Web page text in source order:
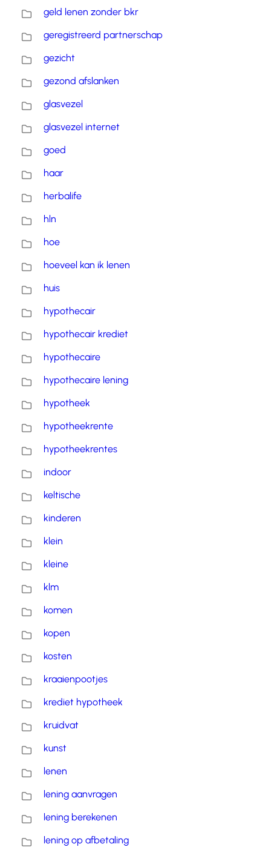
geld lenen zonder bkr
geregistreerd partnerschap
gezicht
gezond afslanken
glasvezel
glasvezel internet
goed
haar
herbalife
hln
hoe
hoeveel kan ik lenen
huis
hypothecair
hypothecair krediet
hypothecaire
hypothecaire lening
hypotheek
hypotheekrente
hypotheekrentes
indoor
keltische
kinderen
klein
kleine
klm
komen
kopen
kosten
kraaienpootjes
krediet hypotheek
kruidvat
kunst
lenen
lening aanvragen
lening berekenen
lening op afbetaling